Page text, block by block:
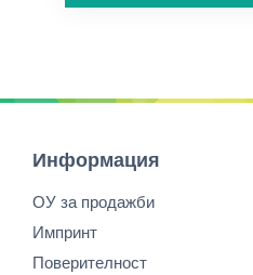
Информация
ОУ за продажби
Импринт
Поверителност